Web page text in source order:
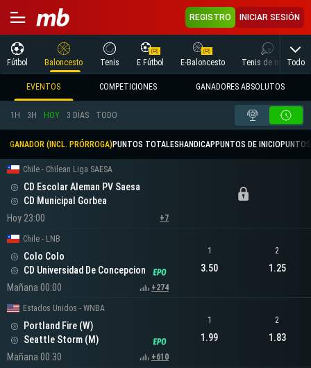
REGISTRO INICIAR SESIÓN
Fútbol Baloncesto Tenis E Fútbol E-Baloncesto Tenis de mesaTodo
EVENTOS COMPETICIONES GANADORES ABSOLUTOS
1H 3H HOY 3 DÍAS TODO
GANADOR (INCL. PRÓRROGA) PUNTOS TOTALES HANDICAP PUNTOS DE INICIO
Chile - Chilean Liga SAESA
CD Escolar Aleman PV Saesa
CD Municipal Gorbea
Hoy 23:00
+7
Chile - LNB
Colo Colo
CD Universidad De Concepcion
Mañana 00:00
+274
1
3.50
2
1.25
Estados Unidos - WNBA
Portland Fire (W)
Seattle Storm (M)
Mañana 00:30
+610
1
1.99
2
1.83